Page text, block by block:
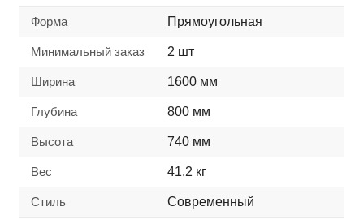
Форма Прямоугольная
Минимальный заказ 2 шт
Ширина 1600 мм
Глубина 800 мм
Высота 740 мм
Вес 41.2 кг
Стиль Современный